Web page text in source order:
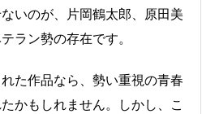
いのが、片岡鶴太郎、原田美
ラン勢の存在です。
た作品なら、勢い重視の青春
かもしれません。しかし、こ